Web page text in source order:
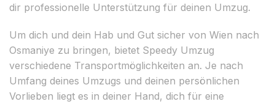
dir professionelle Unterstützung für deinen Umzug.
Um dich und dein Hab und Gut sicher von Wien nach
Osmaniye zu bringen, bietet Speedy Umzug
verschiedene Transportmöglichkeiten an. Je nach
Umfang deines Umzugs und deinen persönlichen
Vorlieben liegt es in deiner Hand, dich für eine